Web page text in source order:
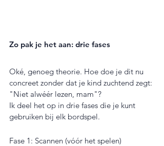
Zo pak je het aan: drie fases
Oké, genoeg theorie. Hoe doe je dit nu
concreet zonder dat je kind zuchtend zegt:
"Niet alwéér lezen, mam"?
Ik deel het op in drie fases die je kunt
gebruiken bij elk bordspel.
Fase 1: Scannen (vóór het spelen)